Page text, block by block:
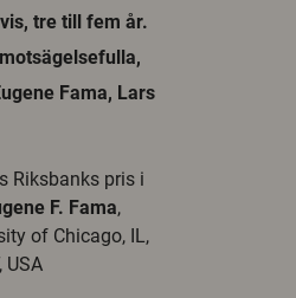
tre till fem år.
Fama, Lars
Riksbanks pris i
F. Fama,
of Chicago, IL,
USA